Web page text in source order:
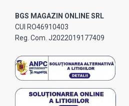
BGS MAGAZIN ONLINE SRL
CUI RO46910403
Reg. Com. J2022019177409